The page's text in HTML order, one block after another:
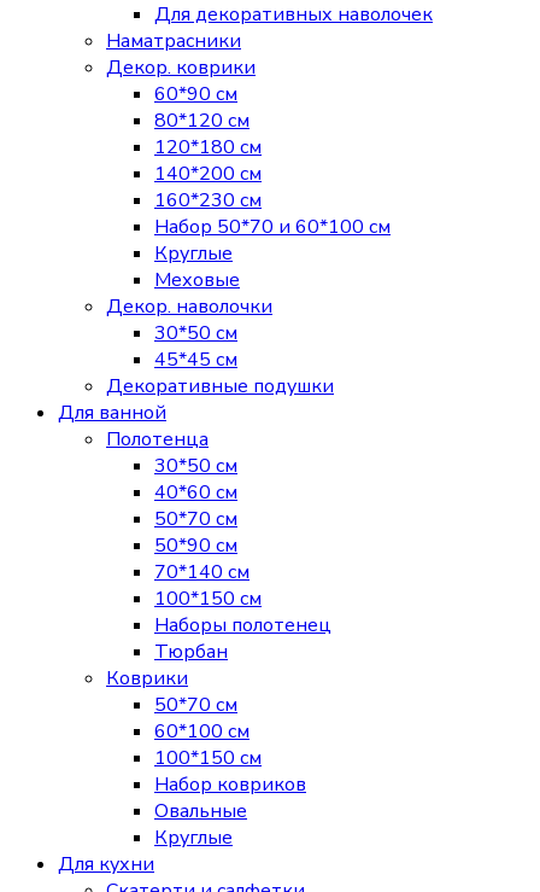
Для декоративных наволочек
Наматрасники
Декор. коврики
60*90 см
80*120 см
120*180 см
140*200 см
160*230 см
Набор 50*70 и 60*100 см
Круглые
Меховые
Декор. наволочки
30*50 см
45*45 см
Декоративные подушки
Для ванной
Полотенца
30*50 см
40*60 см
50*70 см
50*90 см
70*140 см
100*150 см
Наборы полотенец
Тюрбан
Коврики
50*70 см
60*100 см
100*150 см
Набор ковриков
Овальные
Круглые
Для кухни